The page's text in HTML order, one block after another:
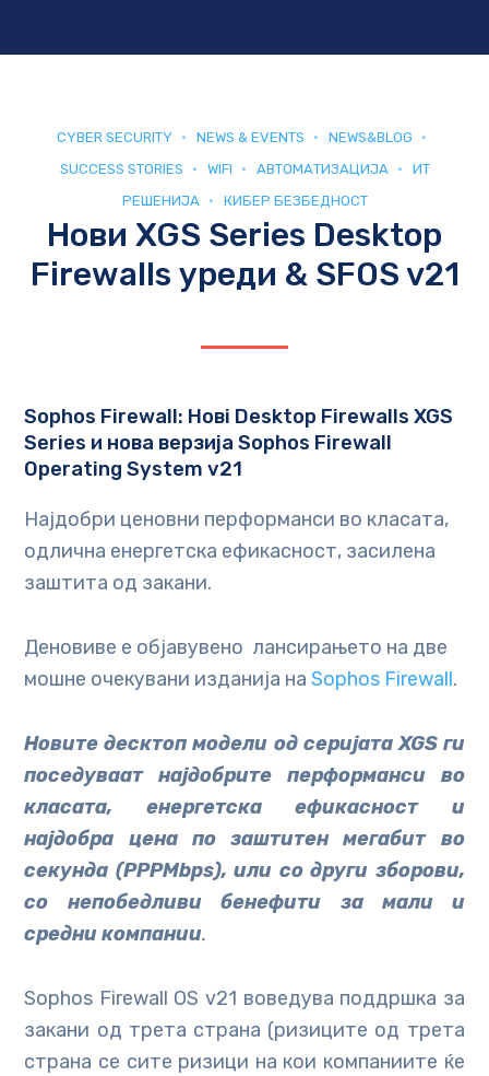
CYBER SECURITY NEWS & EVENTS
NEWS&BLOG
SUCCESS STORIES
WIFI АВТОМАТИЗАЦИЈА
ИТ
РЕШЕНИЈА
КИБЕР БЕЗБЕДНОСТ
Нови XGS Series Desktop
Firewalls уреди & SFOS v21
Sophos Firewall: Новi Desktop Firewalls XGS
Series и нова верзија Sophos Firewall
Operating System v21
Најдобри ценовни перформанси во класата,
одлична енергетска ефикасност, засилена
заштита од закани.
Деновиве е објавувено лансирањето на две
мошне очекувани изданија наSophos Firewall.
Новите десктоп модели од серијата XGS ги
поседуваат најдобрите перформанси во
класата, енергетска ефикасност и
најдобра цена по заштитен мегабит во
секунда (PPPMbps), или со други зборови,
со
непобедливи бенефити за мали и
средни компании.
Sophos Firewall OS v21 воведува поддршка за
закани од трета страна (ризиците од трета
страна се сите ризици на кои компаниите ќе